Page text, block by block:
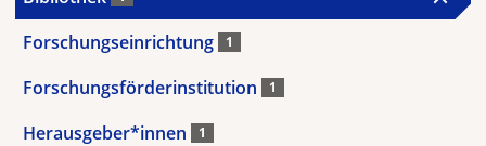
Forschungseinrichtung 1
Forschungsförderinstitution 1
Herausgeber*innen 1